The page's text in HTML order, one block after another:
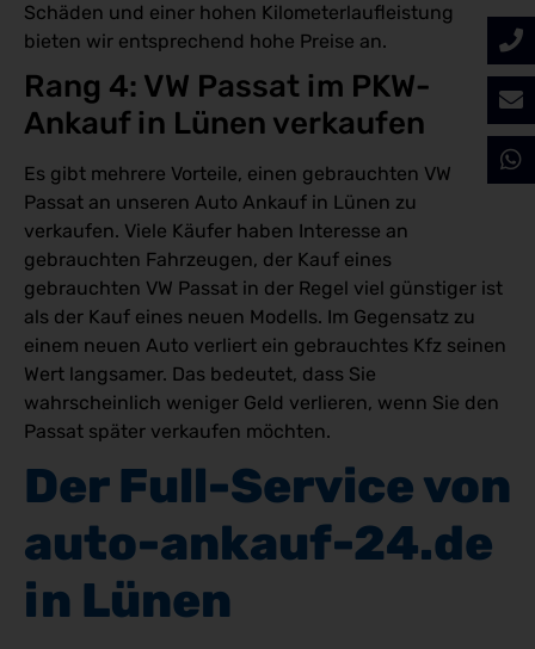
Schäden und einer hohen Kilometerlaufleistung
bieten wir entsprechend hohe Preise an.
Rang 4: VW Passat im PKW-
Ankauf in Lünen verkaufen
Es gibt mehrere Vorteile, einen gebrauchten VW
Passat an unseren Auto Ankauf in Lünen zu
verkaufen. Viele Käufer haben Interesse an
gebrauchten Fahrzeugen, der Kauf eines
gebrauchten VW Passat in der Regel viel günstiger ist
als der Kauf eines neuen Modells. Im Gegensatz zu
einem neuen Auto verliert ein gebrauchtes Kfz seinen
Wert langsamer. Das bedeutet, dass Sie
wahrscheinlich weniger Geld verlieren, wenn Sie den
Passat später verkaufen möchten.
Der Full-Service von
auto-ankauf-24.de
in Lünen